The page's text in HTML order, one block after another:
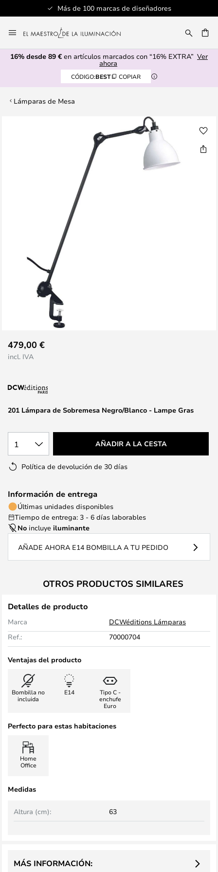
Más de 100 marcas de diseñadores
al
contenido
16% desde 89 € en artículos marcados con “16% EXTRA” Ver
ahora
CÓDIGO:BEST COPIAR
Lámparas de Mesa
al
comienzo
la
de201 Lámpara de Sobremesa Negro/Blanco - Lampe Gras
479,00 €
incl. IVA
1 AÑADIR A LA CESTA
Política de devolución de 30 días
Información de entrega
Últimas unidades disponibles
Tiempo de entrega: 3 - 6 días laborables
No incluye iluminante
AÑADE AHORA E14 BOMBILLA A TU PEDIDO
OTROS PRODUCTOS SIMILARES
Detalles de producto
Marca
DCWéditions Lámparas
Ref.:
70000704
Ventajas del producto
Bombilla no
incluida
E14
Tipo C -
enchufe
Euro
Perfecto para estas habitaciones
Home
Office
Medidas
Altura (cm): 63
MÁS INFORMACIÓN: